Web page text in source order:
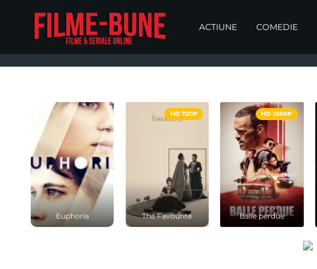
ACTIUNE COMEDIE
Euphoria
HD 720P
The Favourite
HD 1080P
Balle perdue